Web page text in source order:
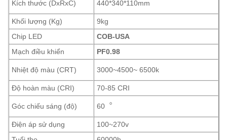
Kích thước (DxRxC) 440*340*110mm
Khối lượng (Kg)
9kg
Chip LED
COB-USA
Mạch điều khiển
PF0.98
Nhiệt độ màu (CRT) 3000~4500~ 6500k
Độ hoàn màu (CRI) 70-85 CRI
Góc chiếu sáng (độ) 60︒
Điện áp sử dụng
100~270v